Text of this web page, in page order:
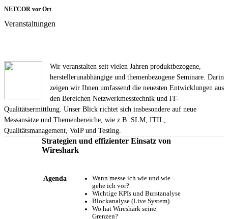
NETCOR vor Ort
Veranstaltungen
Wir veranstalten seit vielen Jahren produktbezogene,
herstellerunabhängige und themenbezogene Seminare. Darin
zeigen wir Ihnen umfassend die neuesten Entwicklungen aus
den Bereichen Netzwerkmesstechnik und IT-
Qualitätsermittlung. Unser Blick richtet sich insbesondere auf neue
Messansätze und Themenbereiche, wie z.B. SLM, ITIL,
Qualitätsmanagement, VoIP und Testing.
Strategien und effizienter Einsatz von
Wireshark
Agenda
Wann messe ich wie und wie
gehe ich vor?
Wichtige KPIs und Burstanalyse
Blockanalyse (Live System)
Wo hat Wireshark seine
Grenzen?